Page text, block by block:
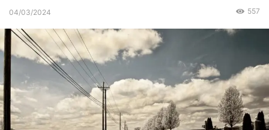
04/03/2024 557